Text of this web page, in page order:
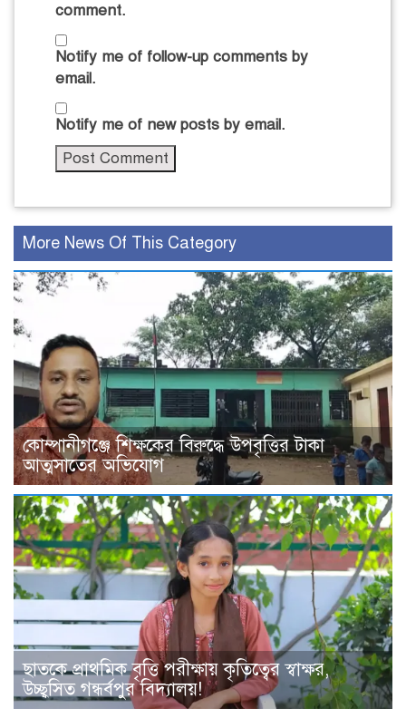
comment.
Notify me of follow-up comments by
email.
Notify me of new posts by email.
More News Of This Category
কোম্পানীগঞ্জে শিক্ষকের বিরুদ্ধে উপবৃত্তির টাকা
আত্মসাতের অভিযোগ
ছাতকে প্রাথমিক বৃত্তি পরীক্ষায় কৃতিত্বের স্বাক্ষর,
উচ্ছ্বসিত গন্ধর্বপুর বিদ্যালয়!